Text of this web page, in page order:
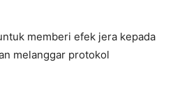
memberi efek jera kepada
melanggar protokol